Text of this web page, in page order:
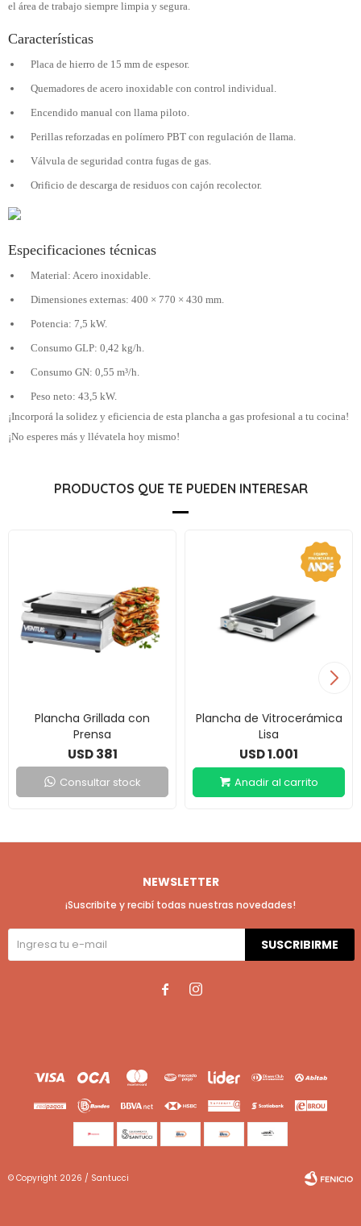
el área de trabajo siempre limpia y segura.
Características
Placa de hierro de 15 mm de espesor.
Quemadores de acero inoxidable con control individual.
Encendido manual con llama piloto.
Perillas reforzadas en polímero PBT con regulación de llama.
Válvula de seguridad contra fugas de gas.
Orificio de descarga de residuos con cajón recolector.
Especificaciones técnicas
Material: Acero inoxidable.
Dimensiones externas: 400 × 770 × 430 mm.
Potencia: 7,5 kW.
Consumo GLP: 0,42 kg/h.
Consumo GN: 0,55 m³/h.
Peso neto: 43,5 kW.
¡Incorporá la solidez y eficiencia de esta plancha a gas profesional a tu cocina!
¡No esperes más y llévatela hoy mismo!
PRODUCTOS QUE TE PUEDEN INTERESAR
Plancha Grillada con
Prensa
USD 381
Consultar stock
Plancha de Vitrocerámica
Lisa
USD1.001
NEWSLETTER
¡Suscribite y recibí todas nuestras novedades!
SUSCRIBIRME
 
© Copyright 2026 / Santucci